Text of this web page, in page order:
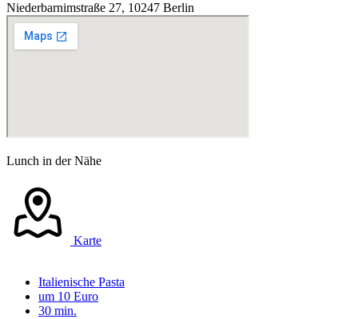
Niederbarnimstraße 27, 10247 Berlin
Lunch in der Nähe
Karte
Italienische Pasta
um 10 Euro
30 min.